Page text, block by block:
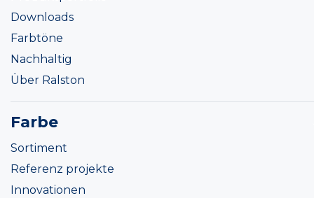
Downloads
Farbtöne
Nachhaltig
Über Ralston
Farbe
Sortiment
Referenz projekte
Innovationen